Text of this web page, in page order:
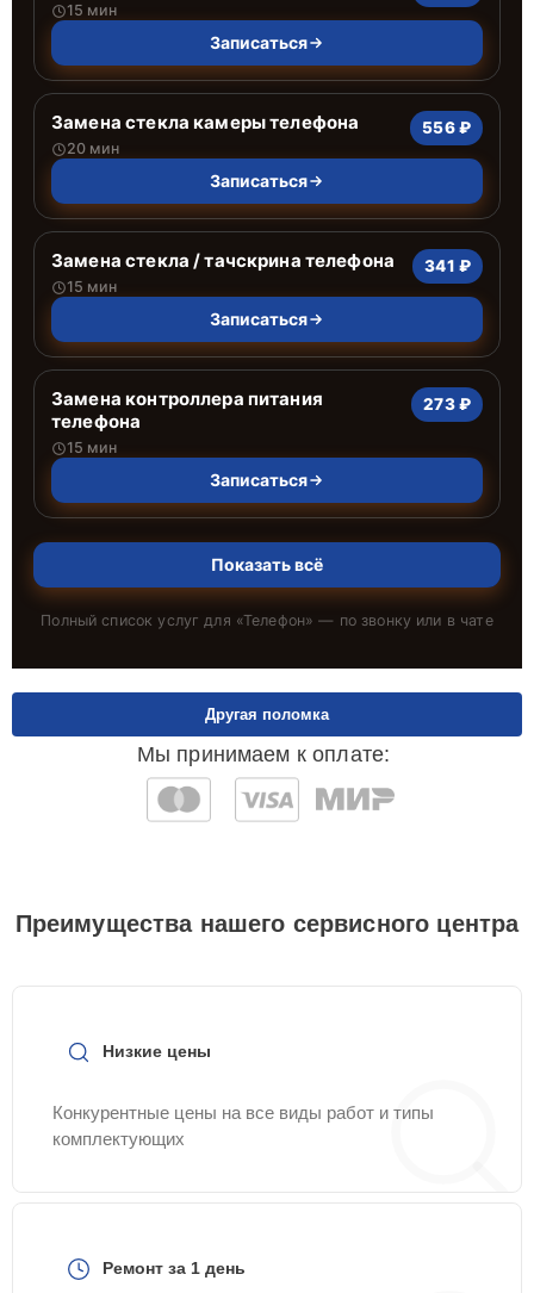
15 мин
Записаться
Замена стекла камеры телефона
20 мин
556 ₽
Записаться
Замена стекла / тачскрина телефона
15 мин
341 ₽
Записаться
Замена контроллера питания
телефона
15 мин
273 ₽
Записаться
Показать всё
Полный список услуг для «Телефон» — по звонку или в чате
Мы принимаем к оплате:
Другая поломка
Преимущества нашего сервисного центра
Низкие цены
Конкурентные цены на все виды работ и типы
комплектующих
Ремонт за 1 день